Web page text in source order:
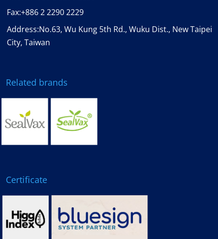
Fax:+886 2 2290 2229
Address:No.63, Wu Kung 5th Rd., Wuku Dist., New Taipei
City, Taiwan
Related brands
Certificate